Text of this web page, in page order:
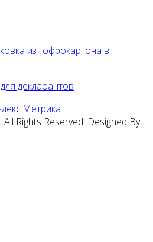
из гофрокартона в
деклаоантов
Rights Reserved. Designed By